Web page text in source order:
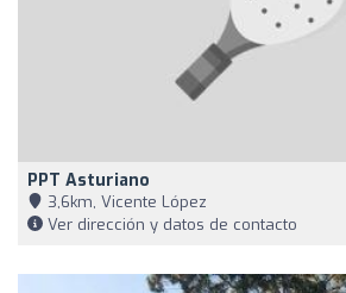
PPT Asturiano
3,6km, Vicente López
Ver dirección y datos de contacto